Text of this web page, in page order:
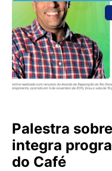
Palestra
integra
do Café